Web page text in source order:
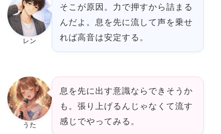
レン
そこが原因。力で押すから詰まる
んだよ。息を先に流して声を乗せ
れば高音は安定する。
うた
息を先に出す意識ならできそうか
も。張り上げるんじゃなくて流す
感じでやってみる。